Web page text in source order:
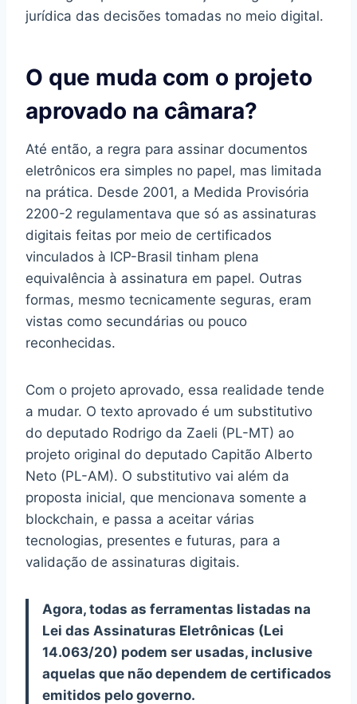
jurídica das decisões tomadas no meio digital.
O que muda com o projeto
aprovado na câmara?
Até então, a regra para assinar documentos
eletrônicos era simples no papel, mas limitada
na prática. Desde 2001, a Medida Provisória
2200-2 regulamentava que só as assinaturas
digitais feitas por meio de certificados
vinculados à ICP-Brasil tinham plena
equivalência à assinatura em papel. Outras
formas, mesmo tecnicamente seguras, eram
vistas como secundárias ou pouco
reconhecidas.
Com o projeto aprovado, essa realidade tende
a mudar. O texto aprovado é um substitutivo
do deputado Rodrigo da Zaeli (PL-MT) ao
projeto original do deputado Capitão Alberto
Neto (PL-AM). O substitutivo vai além da
proposta inicial, que mencionava somente a
blockchain, e passa a aceitar várias
tecnologias, presentes e futuras, para a
validação de assinaturas digitais.
Agora, todas as ferramentas listadas na
Lei das Assinaturas Eletrônicas (Lei
14.063/20) podem ser usadas, inclusive
aquelas que não dependem de certificados
emitidos pelo governo.